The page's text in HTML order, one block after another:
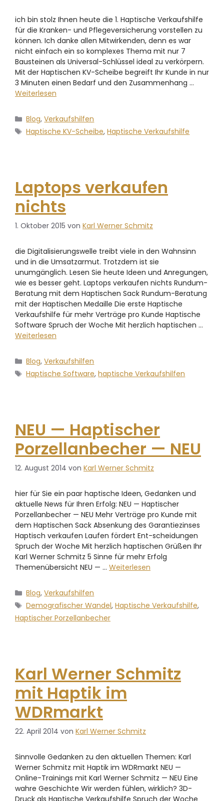
ich bin stolz Ihnen heute die 1. Haptische Verkaufshilfe
für die Kranken- und Pflegeversicherung vorstellen zu
können. Ich danke allen Mitwirkenden, denn es war
nicht einfach ein so komplexes Thema mit nur 7
Bausteinen als Universal-Schlüssel ideal zu verkörpern.
Mit der Haptischen KV-Scheibe begreift Ihr Kunde in nur
3 Minuten einen Bedarf und den Zusammenhang …
Weiterlesen
Blog,Verkaufshilfen
Haptische KV-Scheibe,Haptische Verkaufshilfe
Laptops verkaufen
nichts
1. Oktober 2015 von Karl Werner Schmitz
die Digitalisierungswelle treibt viele in den Wahnsinn
und in die Umsatzarmut. Trotzdem ist sie
unumgänglich. Lesen Sie heute Ideen und Anregungen,
wie es besser geht. Laptops verkaufen nichts Rundum-
Beratung mit dem Haptischen Sack Rundum-Beratung
mit der Haptischen Medaille Die erste Haptische
Verkaufshilfe für mehr Verträge pro Kunde Haptische
Software Spruch der Woche Mit herzlich haptischen …
Weiterlesen
Blog,Verkaufshilfen
Haptische Software,haptische Verkaufshilfen
NEU — Haptischer
Porzellanbecher — NEU
12. August 2014 von Karl Werner Schmitz
hier für Sie ein paar haptische Ideen, Gedanken und
aktuelle News für Ihren Erfolg: NEU — Haptischer
Porzellanbecher — NEU Mehr Verträge pro Kunde mit
dem Haptischen Sack Absenkung des Garantiezinses
Haptisch verkaufen Laufen fördert Ent-scheidungen
Spruch der Woche Mit herzlich haptischen Grüßen Ihr
Karl Werner Schmitz 5 Sinne für mehr Erfolg
Themenübersicht NEU — … Weiterlesen
Blog,Verkaufshilfen
Demografischer Wandel,Haptische Verkaufshilfe,
Haptischer Porzellanbecher
Karl Werner Schmitz
mit Haptik im
WDRmarkt
22. April 2014 von Karl Werner Schmitz
Sinnvolle Gedanken zu den aktuellen Themen: Karl
Werner Schmitz mit Haptik im WDRmarkt NEU —
Online-Trainings mit Karl Werner Schmitz — NEU Eine
wahre Geschichte Wir werden fühlen, wirklich? 3D-